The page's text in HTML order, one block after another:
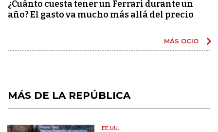
¿Cuánto cuesta tener un Ferrari durante un
año? El gasto va mucho más allá del precio
MÁS OCIO
MÁS DE LA REPÚBLICA
EE.UU.